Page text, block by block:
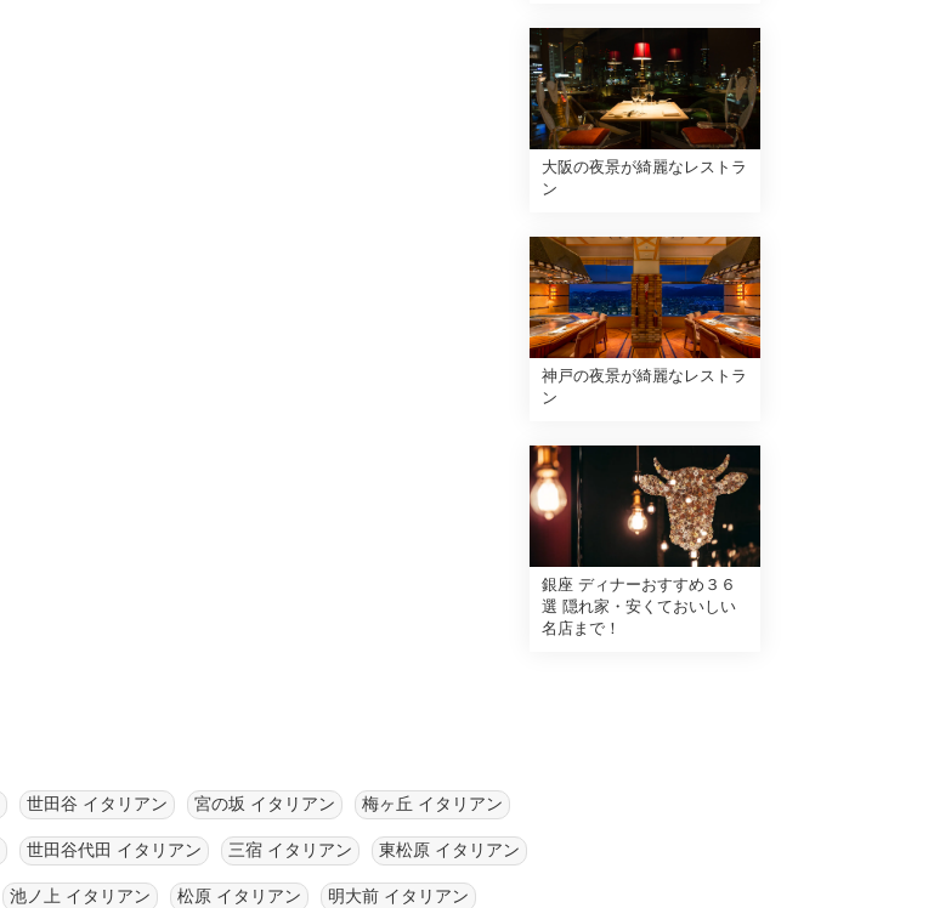
大阪の夜景が綺麗なレストラ
ン
神戸の夜景が綺麗なレストラ
ン
銀座 ディナーおすすめ３６
選 隠れ家・安くておいしい
名店まで！
世田谷 イタリアン 宮の坂 イタリアン 梅ヶ丘 イタリアン
世田谷代田 イタリアン 三宿 イタリアン 東松原 イタリアン
池ノ上 イタリアン 松原 イタリアン 明大前 イタリアン